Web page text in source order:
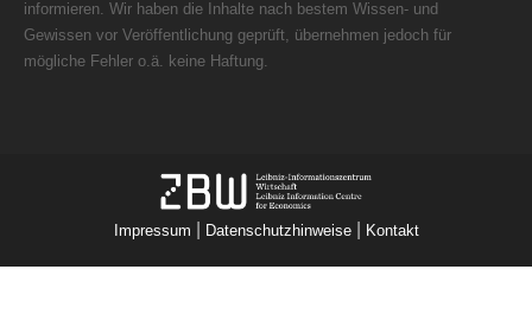
informieren. Wir haben die Inhalte nach bestem Wissen- und
Gewissen vor Veröffentlichung geprüft, übernehmen jedoch für
mögliche Fehler o.ä. keine Haftung.
Impressum Datenschutzhinweise| Kontakt